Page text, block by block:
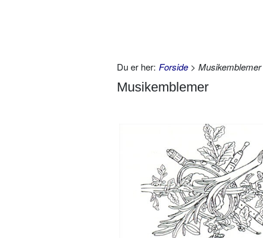
Du er her: Forside > Musikemblemer
Musikemblemer